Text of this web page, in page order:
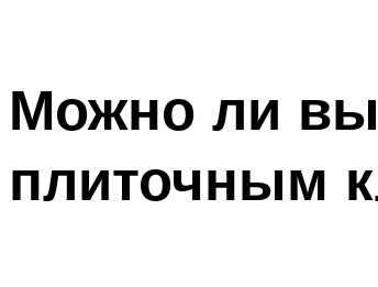
Можно ли
плиточным